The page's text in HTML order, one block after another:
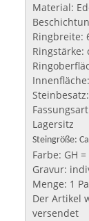
Material:
Ringbreite:
Ringstärke:
Lagersitz
Steingröße:
Farbe: GH
Gravur:
Menge: 1
Der Artikel
versendet